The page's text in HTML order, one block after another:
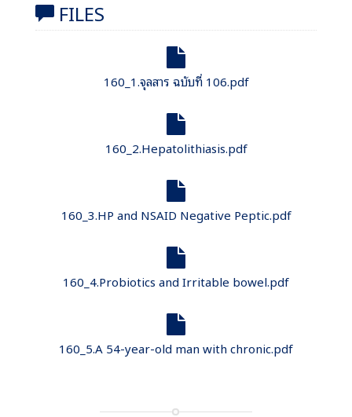
FILES
160_1.จุลสาร ฉบับที่ 106.pdf
160_2.Hepatolithiasis.pdf
160_3.HP and NSAID Negative Peptic.pdf
160_4.Probiotics and Irritable bowel.pdf
160_5.A 54-year-old man with chronic.pdf